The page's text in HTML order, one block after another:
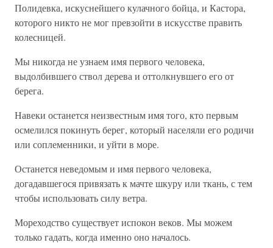
Полидевка, искуснейшего кулачного бойца, и Кастора,
которого никто не мог превзойти в искусстве править
колесницей.
Мы никогда не узнаем имя первого человека,
выдолбившего ствол дерева и оттолкнувшего его от
берега.
Навеки останется неизвестным имя того, кто первым
осмелился покинуть берег, который населяли его родичи
или соплеменники, и уйти в море.
Останется неведомым и имя первого человека,
догадавшегося привязать к мачте шкуру или ткань, с тем
чтобы использовать силу ветра.
Мореходство существует испокон веков. Мы можем
только гадать, когда именно оно началось.